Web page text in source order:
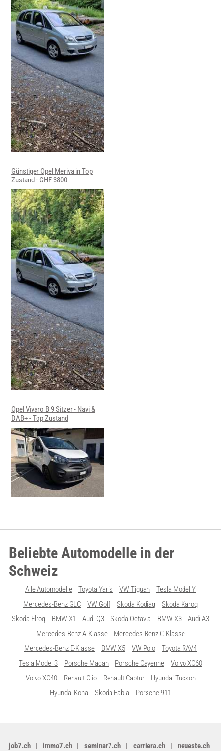
Günstiger Opel Meriva in Top
Zustand - CHF 3800
Opel Vivaro B 9 Sitzer - Navi &
DAB+ - Top Zustand
Beliebte Automodelle in der
Schweiz
Alle Automodelle Toyota Yaris VW Tiguan
Tesla Model Y
Mercedes-Benz GLC
VW Golf Skoda Kodiaq
Skoda Karoq
Skoda Elroq
BMW X1 Audi Q3 Skoda Octavia BMW X3
Audi A3
Mercedes-Benz A-Klasse
Mercedes-Benz C-Klasse
Mercedes-Benz E-Klasse
BMW X5 VW Polo
Toyota RAV4
Tesla Model 3
Porsche Macan Porsche Cayenne
Volvo XC60
Volvo XC40
Renault Clio Renault Captur
Hyundai Tucson
Hyundai Kona
Skoda Fabia Porsche 911
job7.ch immo7.ch seminar7.ch carriera.ch neueste.ch